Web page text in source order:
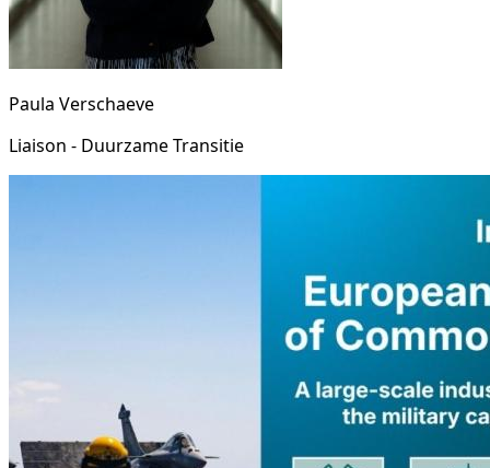
Paula Verschaeve
Liaison - Duurzame Transitie